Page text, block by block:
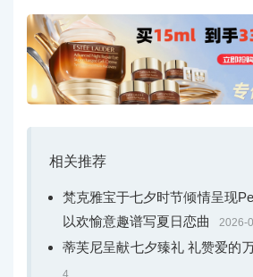
相关推荐
梵克雅宝于七夕时节倾情呈现
以欢愉意趣谱写夏日恋曲
2026-
蒂芙尼呈献七夕臻礼 礼赞爱的
4